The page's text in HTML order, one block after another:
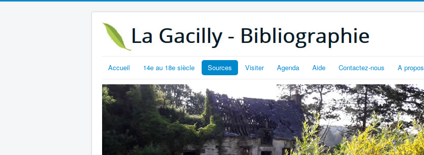
Accueil 14e au 18e siècle Sources Visiter Agenda Aide Contactez-nous A propos